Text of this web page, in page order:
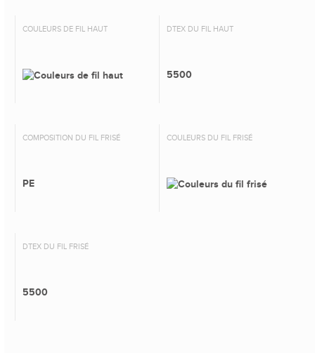
COULEURS DE FIL HAUT DTEX DU FIL HAUT
5500
COMPOSITION DU FIL FRISÉ
PE
COULEURS DU FIL FRISÉ
DTEX DU FIL FRISÉ
5500